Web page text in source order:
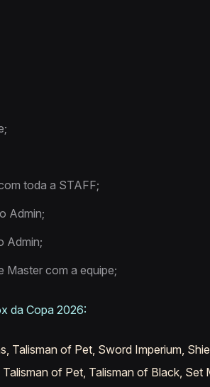
toda a STAFF;
Admin;
Admin;
Master com a equipe;
da Copa 2026:
Talisman of Pet, Sword Imperium,
of Pet, Talisman of Black, Set